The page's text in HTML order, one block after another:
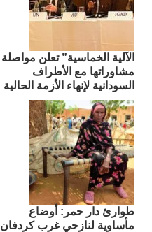
الآلية الخماسية” تعلن مواصلة
مشاوراتها مع الأطراف
السودانية لإنهاء الأزمة الحالية
طوارئ دار حمر: أوضاع
مأساوية لنازحي غرب كردفان